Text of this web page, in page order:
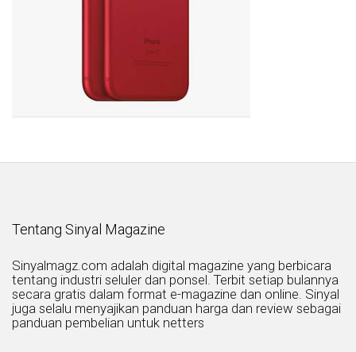
Tentang Sinyal Magazine
Sinyalmagz.com adalah digital magazine yang berbicara
tentang industri seluler dan ponsel. Terbit setiap bulannya
secara gratis dalam format e-magazine dan online. Sinyal
juga selalu menyajikan panduan harga dan review sebagai
panduan pembelian untuk netters